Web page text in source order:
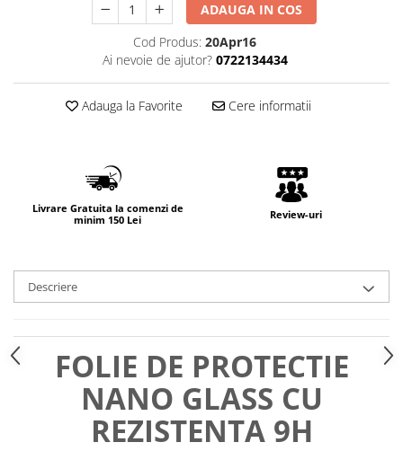
ADAUGA IN COS
Cod Produs: 20Apr16
Ai nevoie de ajutor? 0722134434
Adauga la Favorite Cere informatii
Livrare Gratuita la comenzi de
minim 150 Lei
Review-uri
Descriere
FOLIE DE PROTECTIE
NANO GLASS CU
REZISTENTA 9H